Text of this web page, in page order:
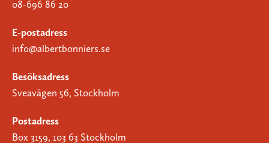
08-696 86 20
E-postadress
info@albertbonniers.se
Besöksadress
Sveavägen 56, Stockholm
Postadress
Box 3159, 103 63 Stockholm